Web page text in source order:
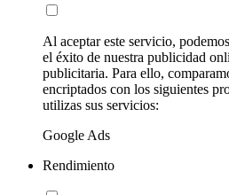
Al aceptar este servicio,
el éxito de nuestra publicidad
publicitaria. Para ello,
encriptados con los siguientes
utilizas sus servicios:
Google Ads
Rendimiento